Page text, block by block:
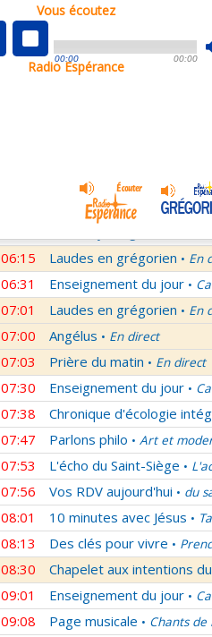
Vous écoutez
00:00 00:00
Radio Espérance
00:02
01:00 Hymne acathiste à la
01:48 Méditation en Eglise
Les conférences de la
A l'écoute de Pierre
Rencontre • Père Pierre Le
06:15 Laudes en grégorien • En
06:31 Enseignement du jour •
07:01 Laudes en grégorien • En
07:00 Angélus • En direct
07:03 Prière du matin • En direct
07:30 Enseignement du jour •
07:38 Chronique d'écologie
07:47 Parlons philo • Art et
07:53 L'écho du Saint-Siège •
07:56 Vos RDV aujourd'hui • du
08:01 10 minutes avec Jésus •
08:13 Des clés pour vivre •
08:30 Chapelet aux intentions
09:01 Enseignement du jour •
09:08 Page musicale • Chants de